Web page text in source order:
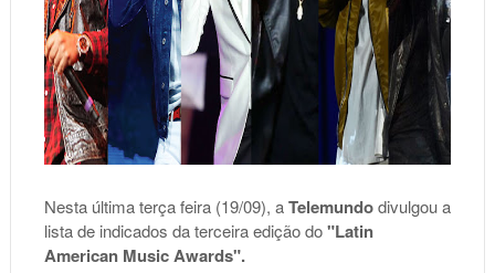
Nesta última terça feira (19/09), aTelemundodivulgou a
lista de indicados da terceira edição do"Latin
American Music Awards".